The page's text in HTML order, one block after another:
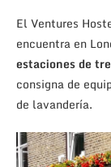
El Ventures
encuentra en
estaciones de
consigna de
de lavandería.